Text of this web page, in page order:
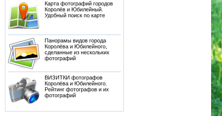
Карта фотографий городов
Королёв и Юбилейный.
Удобный поиск по карте
Панорамы видов города
Королёва и Юбилейного,
сделанные из нескольких
фотографий
ВИЗИТКИ фотографов
Королёва и Юбилейного.
Рейтинг фотографов и их
фотографий